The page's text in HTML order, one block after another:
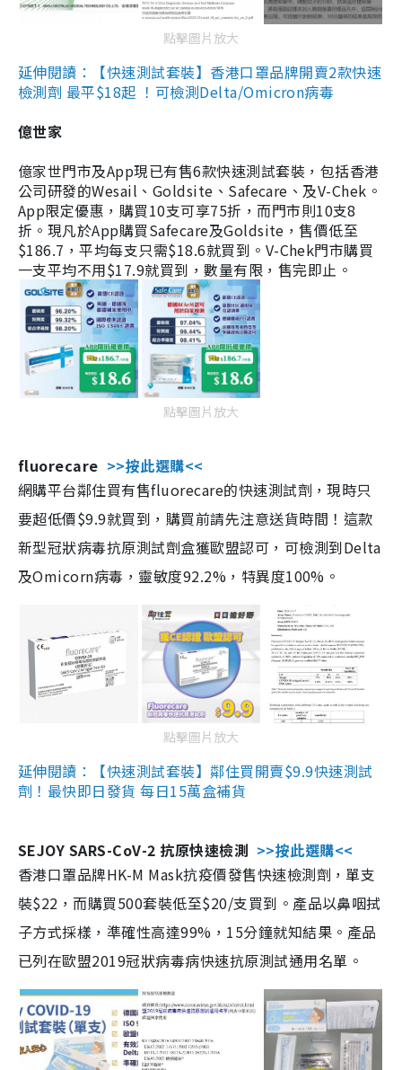
點擊圖片放大
延伸閱讀：【快速測試套裝】香港口罩品牌開賣2款快速
檢測劑 最平$18起 ！可檢測Delta/Omicron病毒
億世家
億家世門市及App現已有售6款快速測試套裝，包括香港
公司研發的Wesail、Goldsite、Safecare、及V-Chek。
App限定優惠，購買10支可享75折，而門市則10支8
折。現凡於App購買Safecare及Goldsite，售價低至
$186.7，平均每支只需$18.6就買到。V-Chek門市購買
一支平均不用$17.9就買到，數量有限，售完即止。
點擊圖片放大
fluorecare >>按此選購<<
網購平台鄰住買有售fluorecare的快速測試劑，現時只
要超低價$9.9就買到，購買前請先注意送貨時間！這款
新型冠狀病毒抗原測試劑盒獲歐盟認可，可檢測到Delta
及Omicorn病毒，靈敏度92.2%，特異度100%。
點擊圖片放大
延伸閱讀：【快速測試套裝】鄰住買開賣$9.9快速測試
劑！最快即日發貨 每日15萬盒補貨
SEJOY SARS-CoV-2 抗原快速檢測 >>按此選購<<
香港口罩品牌HK-M Mask抗疫價發售快速檢測劑，單支
裝$22，而購買500套裝低至$20/支買到。產品以鼻咽拭
子方式採樣，準確性高達99%，15分鐘就知結果。產品
已列在歐盟2019冠狀病毒病快速抗原測試通用名單。